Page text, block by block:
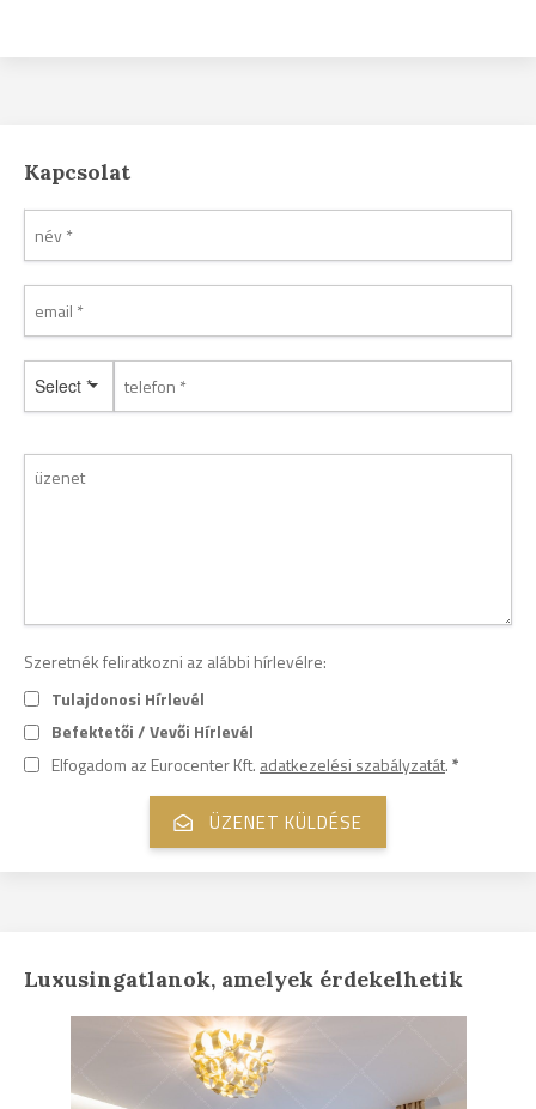
Kapcsolat
Select *
Szeretnék feliratkozni az alábbi hírlevélre:
Tulajdonosi Hírlevél
Befektetői / Vevői Hírlevél
Elfogadom az Eurocenter Kft. adatkezelési szabályzatát.*
Luxusingatlanok, amelyek érdekelhetik